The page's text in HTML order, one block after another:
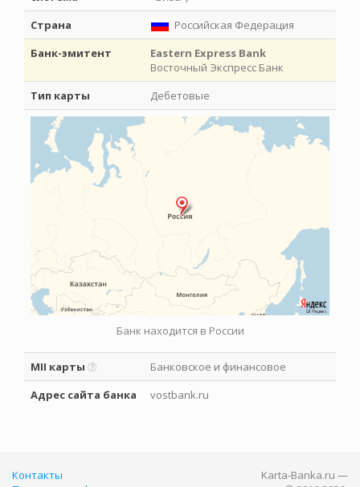
Страна
Российская Федерация
Банк-эмитент
Eastern Express Bank
Восточный Экспресс Банк
Тип карты
Дебетовые
Банк находится в России
MII карты
Банковское и финансовое
Адрес сайта банка
vostbank.ru
Контакты
Karta-Banka.ru —